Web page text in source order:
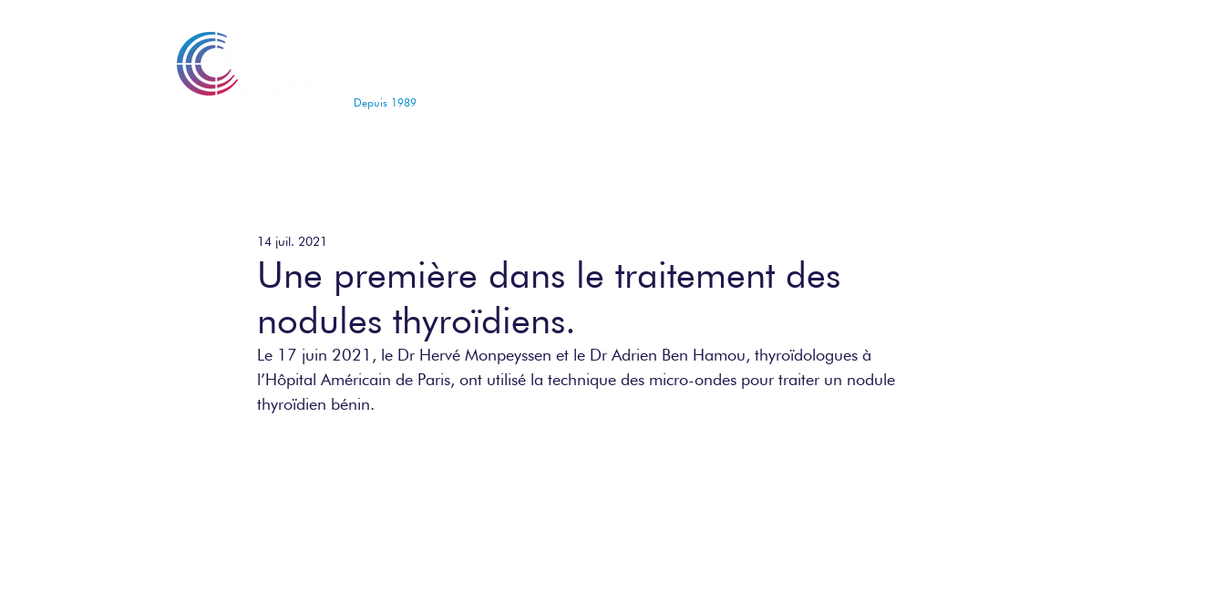
Depuis 1989
Une première dans le traitement des
nodules thyroïdiens.
14 juil. 2021
Le 17 juin 2021, le Dr Hervé Monpeyssen et le Dr Adrien Ben Hamou, thyroïdologues à
l’Hôpital Américain de Paris, ont utilisé la technique des micro-ondes pour traiter un nodule
thyroïdien bénin.